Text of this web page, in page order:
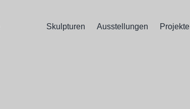
Skulpturen Ausstellungen Projekte